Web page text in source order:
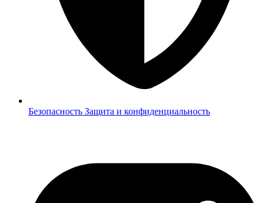
Безопасность Защита и конфиденциальность